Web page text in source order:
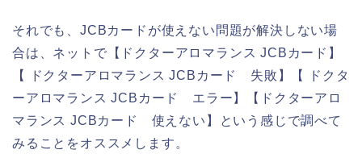
それでも、JCBカードが使えない問題が解決しない場
合は、ネットで【ドクターアロマランス JCBカード】
【 ドクターアロマランス JCBカード 失敗】【 ドクタ
ーアロマランス JCBカード エラー】【ドクターアロ
マランス JCBカード 使えない】という感じで調べて
みることをオススメします。